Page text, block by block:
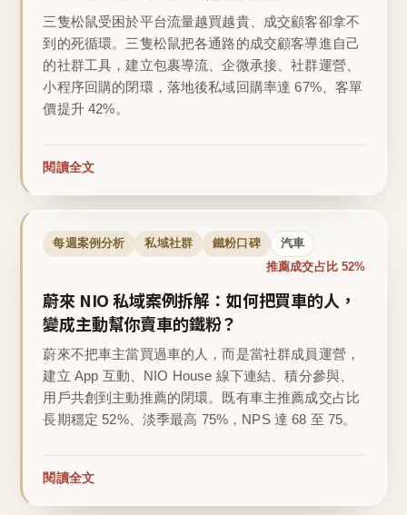
三隻松鼠受困於平台流量越買越貴、成交顧客卻拿不
到的死循環。三隻松鼠把各通路的成交顧客導進自己
的社群工具，建立包裹導流、企微承接、社群運營、
小程序回購的閉環，落地後私域回購率達 67%、客單
價提升 42%。
閱讀全文
每週案例分析 私域社群 鐵粉口碑 汽車
推薦成交占比 52%
蔚來 NIO 私域案例拆解：如何把買車的人，
變成主動幫你賣車的鐵粉？
蔚來不把車主當買過車的人，而是當社群成員運營，
建立 App 互動、NIO House 線下連結、積分參與、
用戶共創到主動推薦的閉環。既有車主推薦成交占比
長期穩定 52%、淡季最高 75%，NPS 達 68 至 75。
閱讀全文